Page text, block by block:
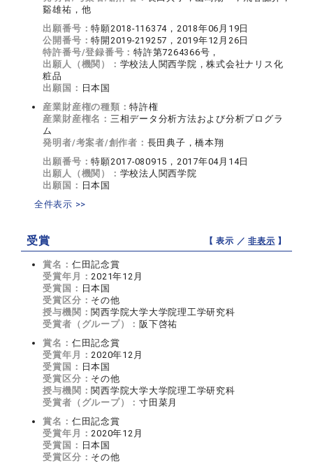
谿雄祐，他
出願番号：特願2018-116374，2018年06月19日
公開番号：特開2019-219257，2019年12月26日
特許番号/登録番号：特許第7264366号，
出願人（機関）： 学校法人関西学院，株式会社ナリス化
粧品
出願国： 日本国
産業財産権の種類：特許権
産業財産権名： 三相データ分析方法および分析プログラ
ム
発明者/考案者/創作者： 長田典子，橋本翔
出願番号：特願2017-080915，2017年04月14日
出願人（機関）： 学校法人関西学院
出願国： 日本国
全件表示 >>
受賞 【 表示 ／非表示 】
賞名： 仁田記念賞
受賞年月：2021年12月
受賞国： 日本国
受賞区分： その他
授与機関： 関西学院大学大学院理工学研究科
受賞者（グループ）： 阪下啓祐
賞名： 仁田記念賞
受賞年月：2020年12月
受賞国： 日本国
受賞区分： その他
授与機関： 関西学院大学大学院理工学研究科
受賞者（グループ）：寸田菜月
賞名： 仁田記念賞
受賞年月：2020年12月
受賞国： 日本国
受賞区分： その他